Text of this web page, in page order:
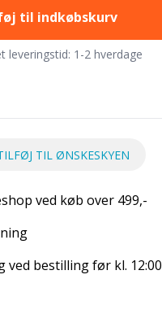
til indkøbskurv
leveringstid: 1-2 hverdage
TIL ØNSKESKYEN
ved køb over 499,-
bestilling før kl. 12:00